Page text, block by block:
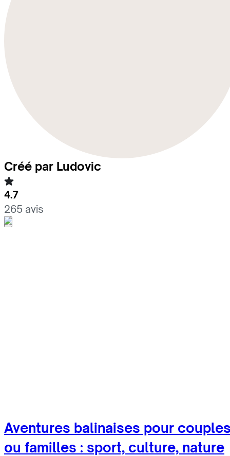
Créé par Ludovic
4.7
265 avis
Aventures balinaises pour
ou familles : sport, culture, nature